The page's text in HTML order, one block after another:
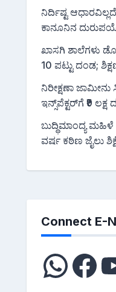
ನಿರ್ದಿಷ್ಟ
ಕಾನೂನಿನ
ಖಾಸಗಿ ಶಾಲೆಗಳು
10 ಪಟ್ಟು ದಂಡ;
ನಿರೀಕ್ಷಣಾ
ಇನ್ಸ್‌ಪೆಕ್ಟರ್‌ಗೆ ₹9
ಬುದ್ಧಿಮಾಂದ್ಯ ಮಹಿಳೆ
ವರ್ಷ ಕಠಿಣ ಜೈಲು
Connect E-